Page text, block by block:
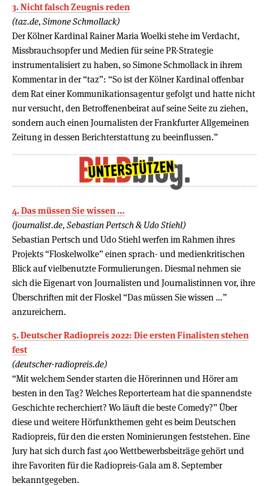
3. Nicht falsch Zeugnis reden
(taz.de, Simone Schmollack)
Der Kölner Kardinal Rainer Maria Woelki stehe im Verdacht,
Missbrauchsopfer und Medien für seine PR-Strategie
instrumentalisiert zu haben, so Simone Schmollack in ihrem
Kommentar in der “taz”: “So ist der Kölner Kardinal offenbar
dem Rat einer Kommunikationsagentur gefolgt und hatte nicht
nur versucht, den Betroffenenbeirat auf seine Seite zu ziehen,
sondern auch einen Journalisten der Frankfurter Allgemeinen
Zeitung in dessen Berichterstattung zu beeinflussen.”
4. Das müssen Sie wissen …
(journalist.de, Sebastian Pertsch & Udo Stiehl)
Sebastian Pertsch und Udo Stiehl werfen im Rahmen ihres
Projekts “Floskelwolke” einen sprach- und medienkritischen
Blick auf vielbenutzte Formulierungen. Diesmal nehmen sie
sich die Eigenart von Journalisten und Journalistinnen vor, ihre
Überschriften mit der Floskel “Das müssen Sie wissen …”
anzureichern.
5. Deutscher Radiopreis 2022: Die ersten Finalisten stehen
fest
(deutscher-radiopreis.de)
“Mit welchem Sender starten die Hörerinnen und Hörer am
besten in den Tag? Welches Reporterteam hat die spannendste
Geschichte recherchiert? Wo läuft die beste Comedy?” Über
diese und weitere Hörfunkthemen geht es beim Deutschen
Radiopreis, für den die ersten Nominierungen feststehen. Eine
Jury hat sich durch fast 400 Wettbewerbsbeiträge gehört und
ihre Favoriten für die Radiopreis-Gala am 8. September
bekanntgegeben.